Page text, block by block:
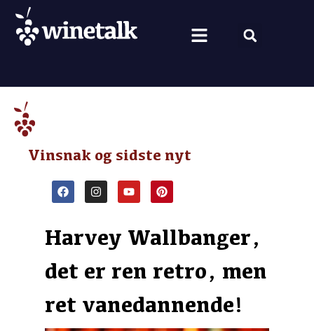
Vinsnak og sidste nyt
Harvey Wallbanger,
det er ren retro, men
ret vanedannende!